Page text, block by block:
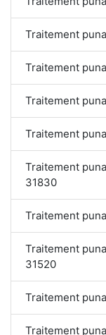
Traitement
Traitement
Traitement
Traitement
Traitement
31830
Traitement
Traitement
31520
Traitement
Traitement